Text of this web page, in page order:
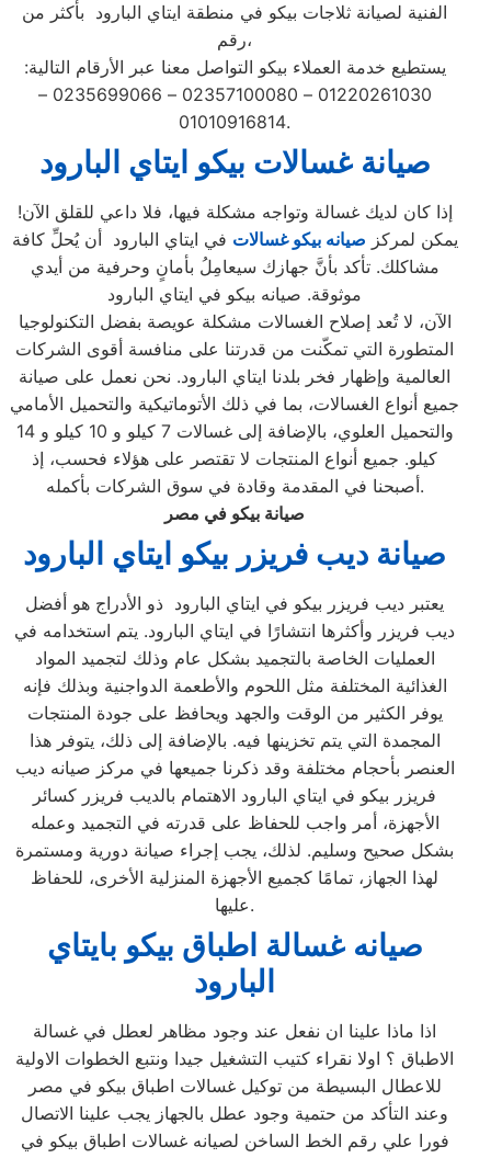
الفنية لصيانة ثلاجات بيكو في منطقة ايتاي البارود بأكثر من
رقم،
يستطيع خدمة العملاء بيكو التواصل معنا عبر الأرقام التالية:
01220261030 – 02357100080 – 0235699066 –
01010916814.
صيانة غسالات بيكو ايتاي البارود
إذا كان لديك غسالة وتواجه مشكلة فيها، فلا داعي للقلق الآن!
يمكن لمركز صيانه بيكو غسالات في ايتاي البارود أن يُحلِّ كافة
مشاكلك. تأكد بأنَّ جهازك سيعامِلُ بأمانٍ وحرفية من أيدي
موثوقة. صيانه بيكو في ايتاي البارود
الآن، لا تُعد إصلاح الغسالات مشكلة عويصة بفضل التكنولوجيا
المتطورة التي تمكّنت من قدرتنا على منافسة أقوى الشركات
العالمية وإظهار فخر بلدنا ايتاي البارود. نحن نعمل على صيانة
جميع أنواع الغسالات، بما في ذلك الأتوماتيكية والتحميل الأمامي
والتحميل العلوي، بالإضافة إلى غسالات 7 كيلو و 10 كيلو و 14
كيلو. جميع أنواع المنتجات لا تقتصر على هؤلاء فحسب، إذ
أصبحنا في المقدمة وقادة في سوق الشركات بأكمله.
صيانة بيكو في مصر
صيانة ديب فريزر بيكو ايتاي البارود
يعتبر ديب فريزر بيكو في ايتاي البارود ذو الأدراج هو أفضل
ديب فريزر وأكثرها انتشارًا في ايتاي البارود. يتم استخدامه في
العمليات الخاصة بالتجميد بشكل عام وذلك لتجميد المواد
الغذائية المختلفة مثل اللحوم والأطعمة الدواجنية وبذلك فإنه
يوفر الكثير من الوقت والجهد ويحافظ على جودة المنتجات
المجمدة التي يتم تخزينها فيه. بالإضافة إلى ذلك، يتوفر هذا
العنصر بأحجام مختلفة وقد ذكرنا جميعها في مركز صيانه ديب
فريزر بيكو في ايتاي البارود الاهتمام بالديب فريزر كسائر
الأجهزة، أمر واجب للحفاظ على قدرته في التجميد وعمله
بشكل صحيح وسليم. لذلك، يجب إجراء صيانة دورية ومستمرة
لهذا الجهاز، تمامًا كجميع الأجهزة المنزلية الأخرى، للحفاظ
عليها.
صيانه غسالة اطباق بيكو بايتاي
البارود
اذا ماذا علينا ان نفعل عند وجود مظاهر لعطل في غسالة
الاطباق ؟ اولا نقراء كتيب التشغيل جيدا ونتبع الخطوات الاولية
للاعطال البسيطة من توكيل غسالات اطباق بيكو في مصر
وعند التأكد من حتمية وجود عطل بالجهاز يجب علينا الاتصال
فورا علي رقم الخط الساخن لصيانه غسالات اطباق بيكو في